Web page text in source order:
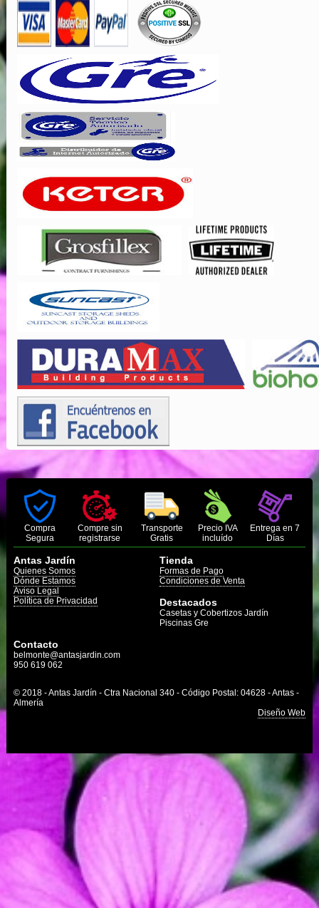
Compra
Segura
Compre sin
registrarse
Transporte
Gratis
Precio IVA
incluído
Entrega en 7
Días
Antas Jardín
Quienes Somos
Dónde Estamos
Aviso Legal
Política de Privacidad
Tienda
Formas de Pago
Condiciones de Venta
Destacados
Casetas y Cobertizos Jardín
Piscinas Gre
Contacto
belmonte@antasjardin.com
950 619 062
© 2018 - Antas Jardín - Ctra Nacional 340 - Código Postal: 04628 - Antas -
Almería
Diseño Web